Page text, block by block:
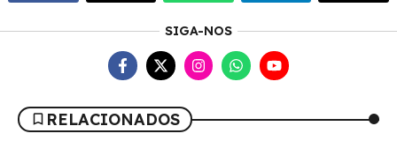
SIGA-NOS
RELACIONADOS